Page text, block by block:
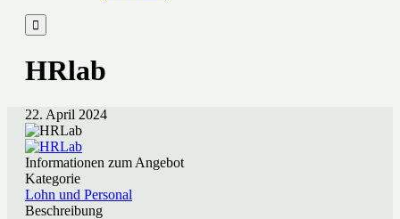

HRlab
22. April 2024
Informationen zum Angebot
Kategorie
Lohn und Personal
Beschreibung